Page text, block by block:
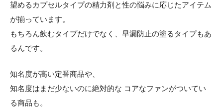
望めるカプセルタイプの精力剤と性の悩みに応じたアイテム
が揃っています。
もちろん飲むタイプだけでなく、早漏防止の塗るタイプもあ
るんです。
知名度が高い定番商品や、
知名度はまだ少ないのに絶対的な コアなファンがついてい
る商品も。